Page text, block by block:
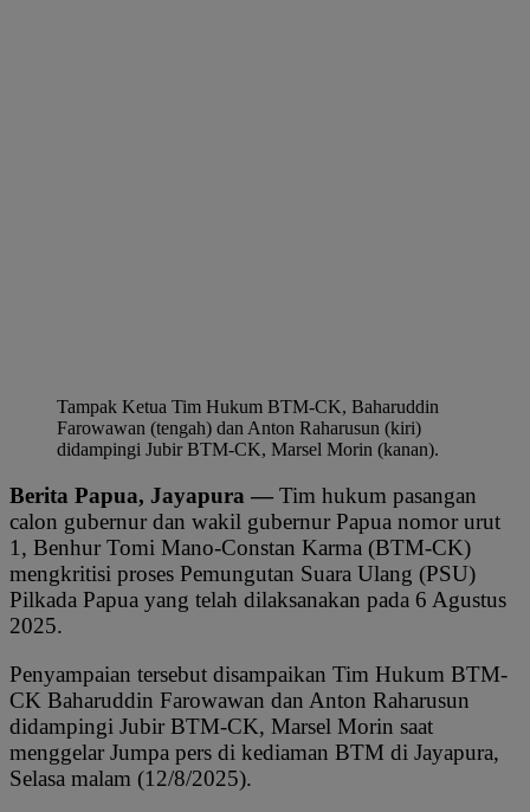
Tampak Ketua Tim Hukum BTM-CK, Baharuddin
Farowawan (tengah) dan Anton Raharusun (kiri)
didampingi Jubir BTM-CK, Marsel Morin (kanan).
Berita Papua, Jayapura — Tim hukum pasangan
calon gubernur dan wakil gubernur Papua nomor urut
1, Benhur Tomi Mano-Constan Karma (BTM-CK)
mengkritisi proses Pemungutan Suara Ulang (PSU)
Pilkada Papua yang telah dilaksanakan pada 6 Agustus
2025.
Penyampaian tersebut disampaikan Tim Hukum BTM-
CK Baharuddin Farowawan dan Anton Raharusun
didampingi Jubir BTM-CK, Marsel Morin saat
menggelar Jumpa pers di kediaman BTM di Jayapura,
Selasa malam (12/8/2025).